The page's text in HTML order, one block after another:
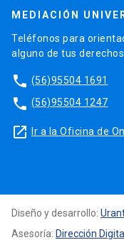
MEDIACIÓN
Teléfonos para
alguno de tus
phone (56)95504 1691
phone (56)95504 1247
launch Ir a la Oficina de
Diseño y desarrollo:
Asesoría: Dirección Digital